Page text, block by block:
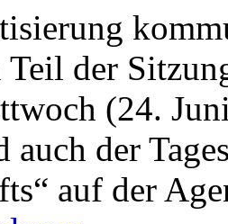
der
(24.
auch der
auf der